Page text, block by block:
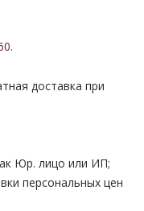
.
доставка при
Юр. лицо или ИП;
персональных цен